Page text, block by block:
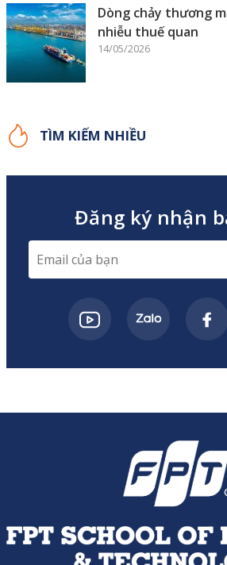
Dòng chảy thương
nhiễu thuế quan
14/05/2026
TÌM KIẾM NHIỀU
Đăng ký nhận